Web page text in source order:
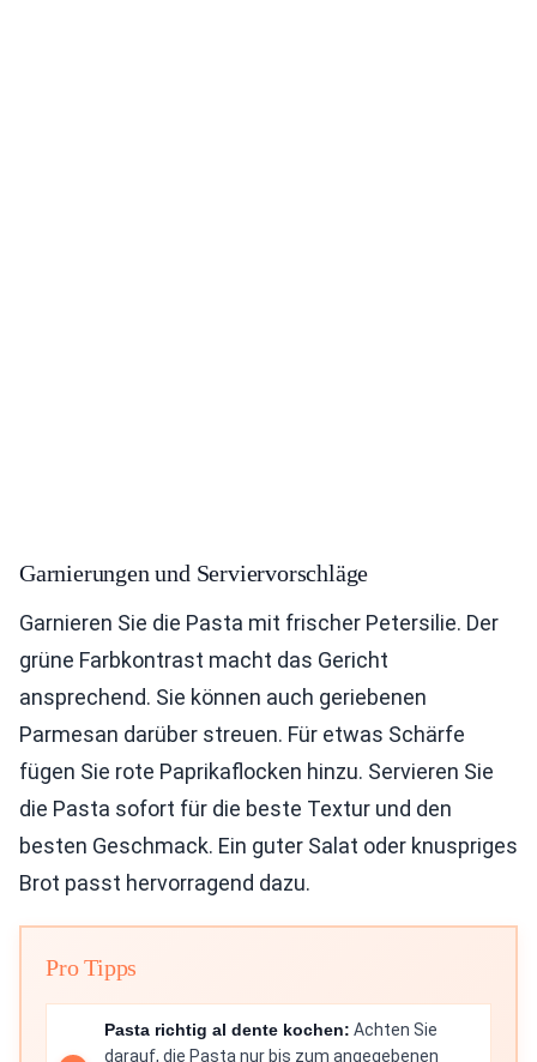
Garnierungen und Serviervorschläge
Garnieren Sie die Pasta mit frischer Petersilie. Der
grüne Farbkontrast macht das Gericht
ansprechend. Sie können auch geriebenen
Parmesan darüber streuen. Für etwas Schärfe
fügen Sie rote Paprikaflocken hinzu. Servieren Sie
die Pasta sofort für die beste Textur und den
besten Geschmack. Ein guter Salat oder knuspriges
Brot passt hervorragend dazu.
Pro Tipps
Pasta richtig al dente kochen: Achten Sie
darauf, die Pasta nur bis zum angegebenen